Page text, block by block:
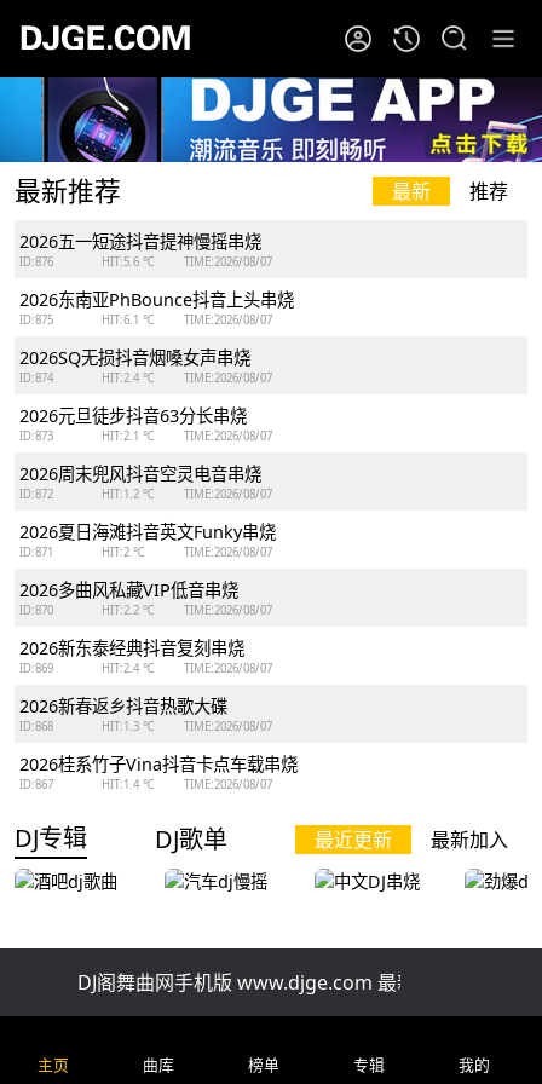
最新推荐 最新 推荐
2026五一短途抖音提神慢摇串烧
ID:876 HIT:5.6 ℃ TIME:2026/08/07
2026东南亚PhBounce抖音上头串烧
ID:875 HIT:6.1 ℃ TIME:2026/08/07
2026SQ无损抖音烟嗓女声串烧
ID:874 HIT:2.4 ℃ TIME:2026/08/07
2026元旦徒步抖音63分长串烧
ID:873 HIT:2.1 ℃ TIME:2026/08/07
2026周末兜风抖音空灵电音串烧
ID:872 HIT:1.2 ℃ TIME:2026/08/07
2026夏日海滩抖音英文Funky串烧
ID:871 HIT:2 ℃ TIME:2026/08/07
2026多曲风私藏VIP低音串烧
ID:870 HIT:2.2 ℃ TIME:2026/08/07
2026新东泰经典抖音复刻串烧
ID:869 HIT:2.4 ℃ TIME:2026/08/07
2026新春返乡抖音热歌大碟
ID:868 HIT:1.3 ℃ TIME:2026/08/07
2026桂系竹子Vina抖音卡点车载串烧
ID:867 HIT:1.4 ℃ TIME:2026/08/07
DJ专辑 DJ歌单 最近更新 最新加入
酒吧dj歌曲 汽车dj慢摇 中文DJ串烧 劲爆dj
排行榜 精品串烧 慢歌串烧 酒吧串烧
DJ阁舞曲网手机版 www.djge.com 最新好听免费下载
主页 曲库 榜单 专辑 我的